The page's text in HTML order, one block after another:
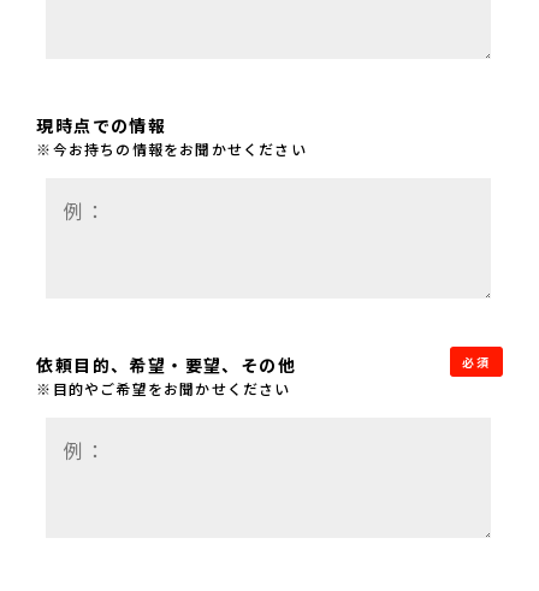
現時点での情報
※今お持ちの情報をお聞かせください
依頼目的、希望・要望、その他
※目的やご希望をお聞かせください
必須